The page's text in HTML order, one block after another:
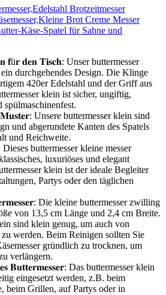
Brotzeitmesser
Brot Creme Messer
Käse-Spatel für Sahne und
𝐟ü𝐫 𝐝𝐞𝐧 𝐓𝐢𝐬𝐜𝐡: Unser buttermesser
durchgehendes Design. Die Klinge
420er Edelstahl und der Griff aus
klein ist sicher, ungiftig,
spülmaschinenfest.
Unsere buttermesser klein sind
und abgerundete Kanten des Spatels
und Reichweite.
buttermesser kleine messer
luxuriöses und elegant
klein ist der ideale Begleiter
Partys oder den täglichen
Die kleine buttermesser zwilling
von 13,5 cm Länge und 2,4 cm Breite.
sind klein genug, um auch von
werden. Beim Reinigen sollten Sie
gründlich zu trocknen, um
verlängern.
𝐁𝐮𝐭𝐭𝐞𝐫𝐦𝐞𝐬𝐬𝐞𝐫: Das buttermesser klein
eingesetzt werden, z.B. beim
beim Grillen, auf Partys oder in